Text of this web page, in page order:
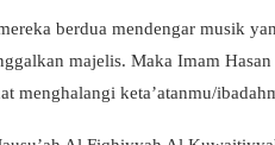
berdua mendengar musik
majelis. Maka Imam
menghalangi keta’atanmu/